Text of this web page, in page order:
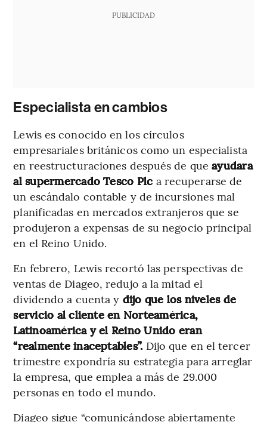
PUBLICIDAD
Especialista en cambios
Lewis es conocido en los círculos
empresariales británicos como un especialista
en reestructuraciones después de queayudara
al supermercado Tesco Plc a recuperarse de
un escándalo contable y de incursiones mal
planificadas en mercados extranjeros que se
produjeron a expensas de su negocio principal
en el Reino Unido.
En febrero, Lewis recortó las perspectivas de
ventas de Diageo, redujo a la mitad el
dividendo a cuenta y dijo que los niveles de
servicio al cliente en Norteamérica,
Latinoamérica y el Reino Unido eran
“realmente inaceptables”. Dijo que en el tercer
trimestre expondría su estrategia para arreglar
la empresa, que emplea a más de 29.000
personas en todo el mundo.
Diageo sigue “comunicándose abiertamente